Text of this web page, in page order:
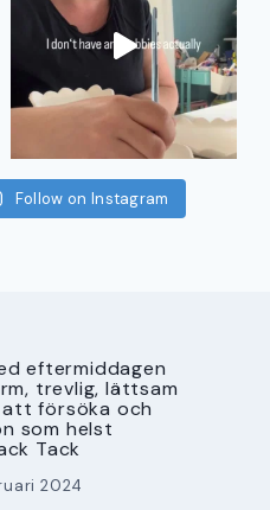
Follow on Instagram
eftermiddagen
trevlig, lättsam
försöka och
som helst
Tack
2024